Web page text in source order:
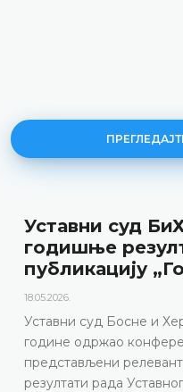
Најава
12.05.2026.
Уставни